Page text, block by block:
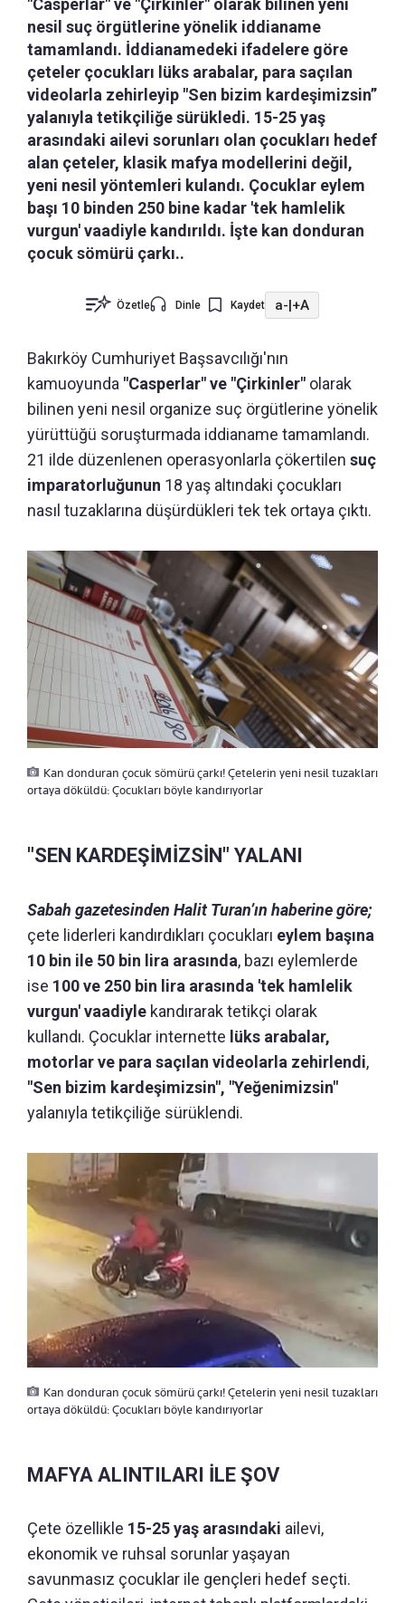
"Casperlar" ve "Çirkinler" olarak bilinen yeni
nesil suç örgütlerine yönelik iddianame
tamamlandı. İddianamedeki ifadelere göre
çeteler çocukları lüks arabalar, para saçılan
videolarla zehirleyip "Sen bizim kardeşimizsin”
yalanıyla tetikçiliğe sürükledi. 15-25 yaş
arasındaki ailevi sorunları olan çocukları hedef
alan çeteler, klasik mafya modellerini değil,
yeni nesil yöntemleri kulandı. Çocuklar eylem
başı 10 binden 250 bine kadar 'tek hamlelik
vurgun' vaadiyle kandırıldı. İşte kan donduran
çocuk sömürü çarkı..
Özetle Dinle Kaydet a-|+A
Bakırköy Cumhuriyet Başsavcılığı'nın
kamuoyunda "Casperlar" ve "Çirkinler" olarak
bilinen yeni nesil organize suç örgütlerine yönelik
yürüttüğü soruşturmada iddianame tamamlandı.
21 ilde düzenlenen operasyonlarla çökertilen suç
imparatorluğunun 18 yaş altındaki çocukları
nasıl tuzaklarına düşürdükleri tek tek ortaya çıktı.
Kan donduran çocuk sömürü çarkı! Çetelerin yeni nesil tuzakları
ortaya döküldü: Çocukları böyle kandırıyorlar
"SEN KARDEŞİMİZSİN" YALANI
Sabah gazetesinden Halit Turan’ın haberine göre;
çete liderleri kandırdıkları çocukları eylem başına
10 bin ile 50 bin lira arasında, bazı eylemlerde
ise 100 ve 250 bin lira arasında 'tek hamlelik
vurgun' vaadiyle kandırarak tetikçi olarak
kullandı. Çocuklar internette lüks arabalar,
motorlar ve para saçılan videolarla zehirlendi,
"Sen bizim kardeşimizsin", "Yeğenimizsin"
yalanıyla tetikçiliğe sürüklendi.
Kan donduran çocuk sömürü çarkı! Çetelerin yeni nesil tuzakları
ortaya döküldü: Çocukları böyle kandırıyorlar
MAFYA ALINTILARI İLE ŞOV
Çete özellikle 15-25 yaş arasındaki ailevi,
ekonomik ve ruhsal sorunlar yaşayan
savunmasız çocuklar ile gençleri hedef seçti.